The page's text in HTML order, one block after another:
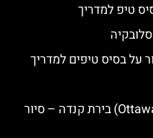
טיפ למדריך
על בסיס טיפים למדריך
סיורים חינמיים באוטוואה (Ottawa) בירת קנדה – סיור